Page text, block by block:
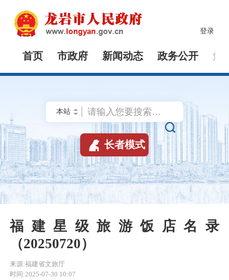
登录
首页 市政府 新闻动态 政务公开 解

 长者模式
福建星级旅游饭店名录
（20250720）
来源:福建省文旅厅
时间:2025-07-30 10:07